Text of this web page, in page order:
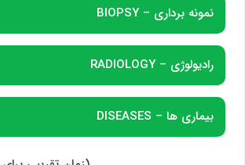
نمونه برداری – BIOPSY
رادیولوژی – RADIOLOGY
بیماری ها – DISEASES